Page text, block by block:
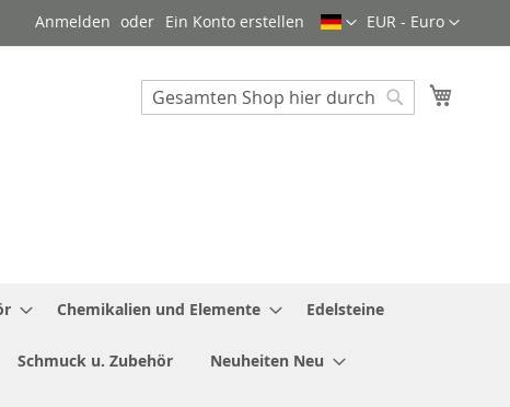
Währung
EUR - Euro
Sprache
Anmelden Ein Konto erstellen
Search
Chemikalien und Elemente Edelsteine
Schmuck u. Zubehör Neuheiten Neu